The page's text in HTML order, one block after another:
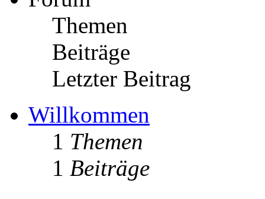
Themen
Beiträge
Letzter Beitrag
Willkommen
1 Themen
1 Beiträge